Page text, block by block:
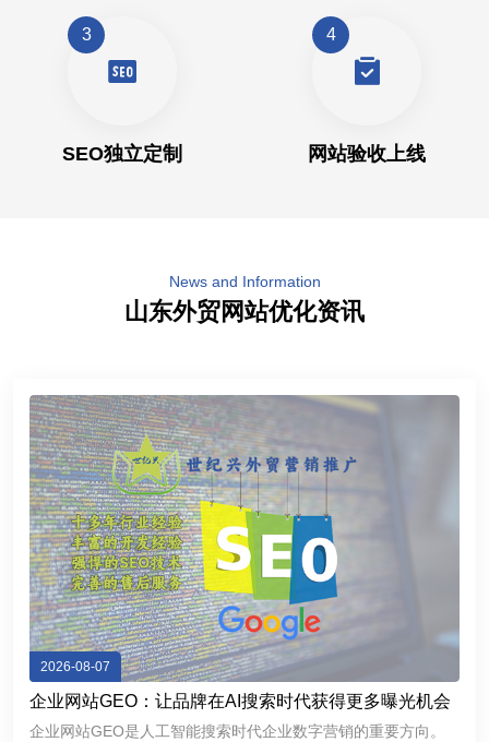
3
SEO独立定制
4
网站验收上线
News and Information
山东外贸网站优化资讯
2026-08-07
企业网站GEO：让品牌在AI搜索时代获得更多曝光机会
企业网站GEO是人工智能搜索时代企业数字营销的重要方向。